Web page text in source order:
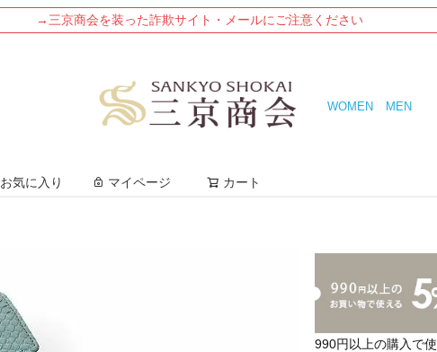
→三京商会を装った詐欺サイト・メールにご注意ください
WOMEN MEN
お気に入り マイページ カート
990円以上の購入で